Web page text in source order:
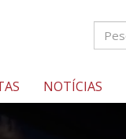
NOTÍCIAS